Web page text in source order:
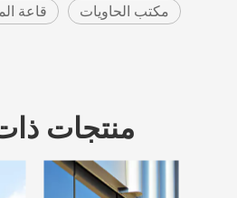
قاعة
مكتب الحاويات
منتجات